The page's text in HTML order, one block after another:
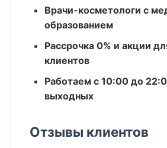
Врачи-косметологи с
образованием
Рассрочка 0% и акции
клиентов
Работаем с 10:00 до
выходных
Отзывы клиентов